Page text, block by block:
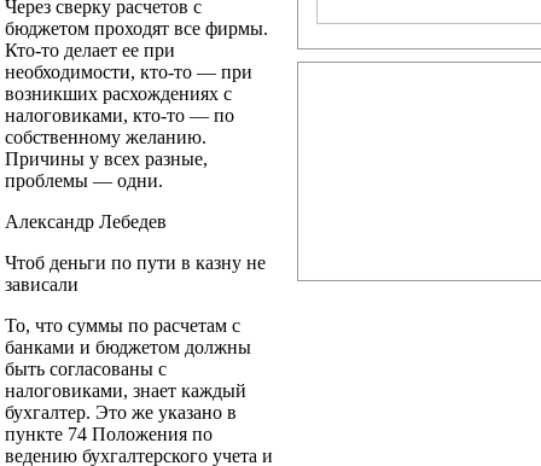
Через сверку расчетов с
бюджетом проходят все фирмы.
Кто-то делает ее при
необходимости, кто-то — при
возникших расхождениях с
налоговиками, кто-то — по
собственному желанию.
Причины у всех разные,
проблемы — одни.
Александр Лебедев
Чтоб деньги по пути в казну не
зависали
То, что суммы по расчетам с
банками и бюджетом должны
быть согласованы с
налоговиками, знает каждый
бухгалтер. Это же указано в
пункте 74 Положения по
ведению бухгалтерского учета и